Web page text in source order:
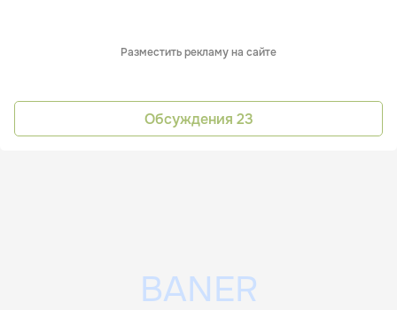
Разместить рекламу на сайте
Обсуждения 23